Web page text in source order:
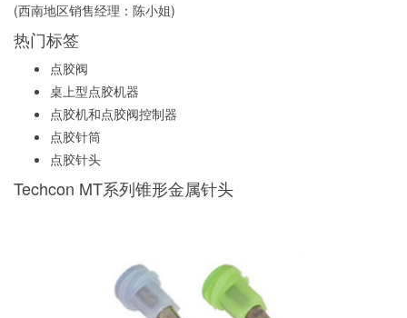
(西南地区销售经理：陈小姐)
热门标签
点胶阀
桌上型点胶机器
点胶机和点胶阀控制器
点胶针筒
点胶针头
Techcon MT系列锥形金属针头